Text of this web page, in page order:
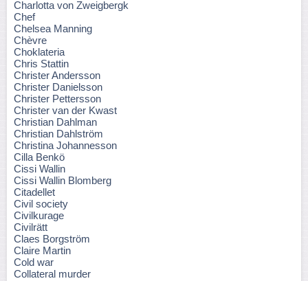
Charlotta von Zweigbergk
Chef
Chelsea Manning
Chèvre
Choklateria
Chris Stattin
Christer Andersson
Christer Danielsson
Christer Pettersson
Christer van der Kwast
Christian Dahlman
Christian Dahlström
Christina Johannesson
Cilla Benkö
Cissi Wallin
Cissi Wallin Blomberg
Citadellet
Civil society
Civilkurage
Civilrätt
Claes Borgström
Claire Martin
Cold war
Collateral murder